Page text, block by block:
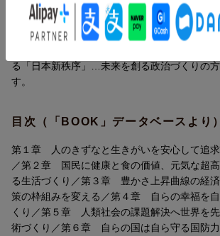
人々の価値観も国の財政もお金のあり方も大
未曾有のパラダイムチェンジを日本のチャン
る「日本新秩序」…未来を創る政治づくりの
す。
目次（「BOOK」データベースより）
第１章 人のきずなと生きがいを安心して追
／第２章 国民に健康と食の価値、元気な超
る生活づくり／第３章 豊かさ上昇曲線の経
策の枠組みを変える／第４章 自らの幸福を
くり／第５章 人類社会の課題解決へ世界を
術づくり／第６章 自らの国は自ら守る国防力